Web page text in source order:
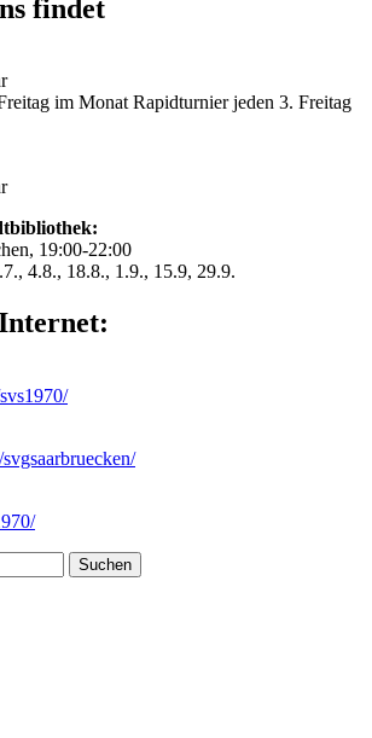
findet
im Monat Rapidturnier jeden 3. Freitag
19:00-22:00
4.8., 18.8., 1.9., 15.9, 29.9.